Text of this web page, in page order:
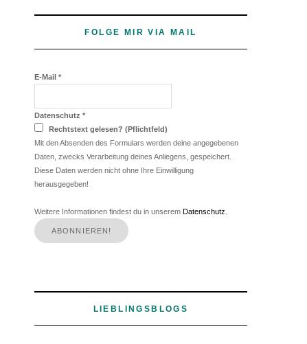
FOLGE MIR VIA MAIL
E-Mail *
Datenschutz *
Rechtstext gelesen? (Pflichtfeld)
Mit den Absenden des Formulars werden deine angegebenen
Daten, zwecks Verarbeitung deines Anliegens, gespeichert.
Diese Daten werden nicht ohne Ihre Einwilligung
herausgegeben!
Weitere Informationen findest du in unserem Datenschutz
LIEBLINGSBLOGS